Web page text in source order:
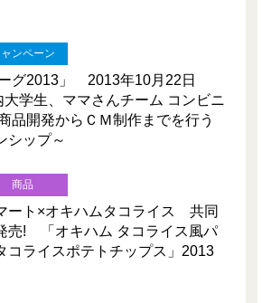
ンペーン
ーグ2013」 2013年10月22日
大学生、ママさんチーム コンビニ
開発からＣＭ制作までを行う
シップ～
商品
ート×オキハムタコライス 共同
売! 「オキハム タコライス風パ
コライスポテトチップス」2013